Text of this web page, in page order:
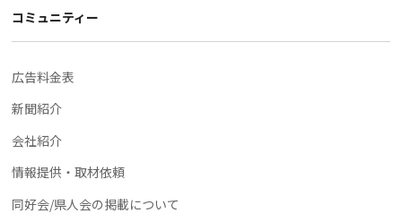
コミュニティー
広告料金表
新聞紹介
会社紹介
情報提供・取材依頼
同好会/県人会の掲載について